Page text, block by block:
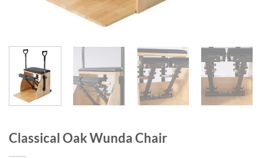
Classical Oak Wunda Chair